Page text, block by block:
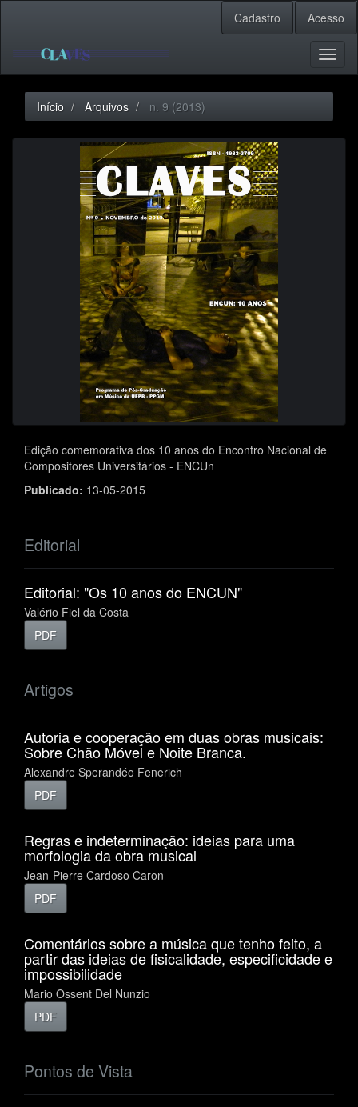
principal
Barra
Cadastro Acesso
Início Arquivos n. 9 (2013)
Edição comemorativa dos 10 anos do Encontro Nacional de
Compositores Universitários - ENCUn
Publicado: 13-05-2015
Editorial
Editorial: "Os 10 anos do ENCUN"
Valério Fiel da Costa
PDF
Artigos
Autoria e cooperação em duas obras musicais:
Sobre Chão Móvel e Noite Branca.
Alexandre Sperandéo Fenerich
PDF
Regras e indeterminação: ideias para uma
morfologia da obra musical
Jean-Pierre Cardoso Caron
PDF
Comentários sobre a música que tenho feito, a
partir das ideias de fisicalidade, especificidade e
impossibilidade
Mario Ossent Del Nunzio
PDF
Pontos de Vista